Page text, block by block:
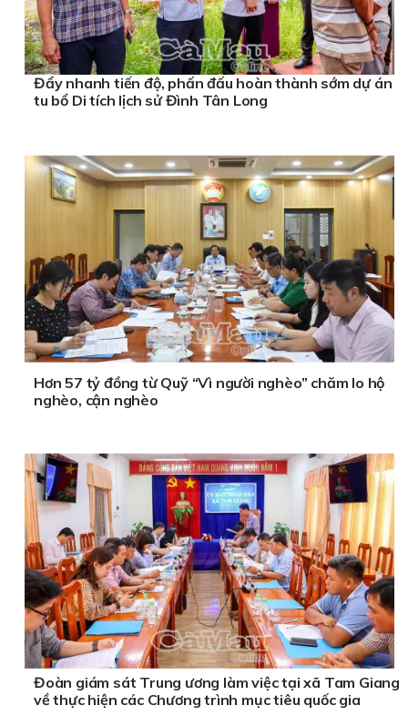
Đẩy nhanh tiến độ, phấn đấu hoàn thành sớm dự án
tu bổ Di tích lịch sử Đình Tân Long
Hơn 57 tỷ đồng từ Quỹ “Vì người nghèo” chăm lo hộ
nghèo, cận nghèo
Đoàn giám sát Trung ương làm việc tại xã Tam Giang
về thực hiện các Chương trình mục tiêu quốc gia